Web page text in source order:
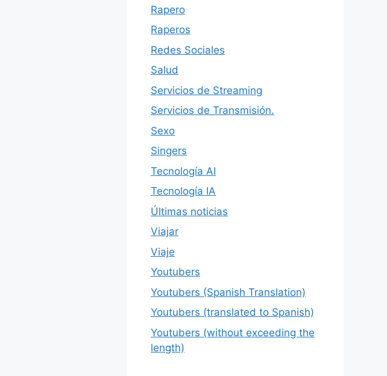
Rapero
Raperos
Redes Sociales
Salud
Servicios de Streaming
Servicios de Transmisión.
Sexo
Singers
Tecnología AI
Tecnología IA
Últimas noticias
Viajar
Viaje
Youtubers
Youtubers (Spanish Translation)
Youtubers (translated to Spanish)
Youtubers (without exceeding the
length)